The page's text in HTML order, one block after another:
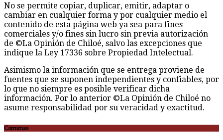
No se permite copiar, duplicar, emitir, adaptar o
cambiar en cualquier forma y por cualquier medio el
contenido de esta página web ya sea para fines
comerciales y/o fines sin lucro sin previa autorización
de ©La Opinión de Chiloé, salvo las excepciones que
indique la Ley 17336 sobre Propiedad Intelectual.
Asimismo la información que se entrega proviene de
fuentes que se suponen independientes y confiables, por
lo que no siempre es posible verificar dicha
información. Por lo anterior ©La Opinión de Chiloé no
asume responsabilidad por su veracidad y exactitud.
Comunas